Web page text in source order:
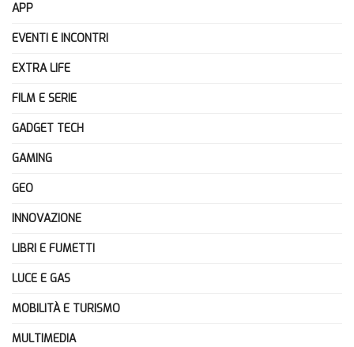
APP
EVENTI E INCONTRI
EXTRA LIFE
FILM E SERIE
GADGET TECH
GAMING
GEO
INNOVAZIONE
LIBRI E FUMETTI
LUCE E GAS
MOBILITÀ E TURISMO
MULTIMEDIA